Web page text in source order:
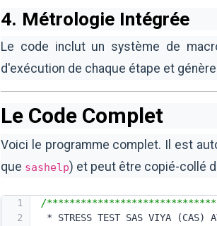
4. Métrologie Intégrée
Le code inclut un système de
d'exécution de chaque étape et
Le Code Complet
Voici le programme complet. Il est
que sashelp) et peut être copié-collé
1
/
2
* STRESS TEST SAS VIYA (CAS)